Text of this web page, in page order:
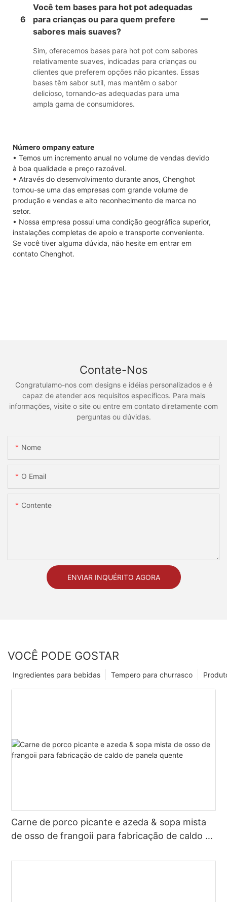
6
Você tem bases para hot pot adequadas
para crianças ou para quem prefere
sabores mais suaves?
Sim, oferecemos bases para hot pot com sabores
relativamente suaves, indicadas para crianças ou
clientes que preferem opções não picantes. Essas
bases têm sabor sutil, mas mantêm o sabor
delicioso, tornando-as adequadas para uma
ampla gama de consumidores.
Número ompany eature
• Temos um incremento anual no volume de vendas devido
à boa qualidade e preço razoável.
• Através do desenvolvimento durante anos, Chenghot
tornou-se uma das empresas com grande volume de
produção e vendas e alto reconhecimento de marca no
setor.
• Nossa empresa possui uma condição geográfica superior,
instalações completas de apoio e transporte conveniente.
Se você tiver alguma dúvida, não hesite em entrar em
contato Chenghot.
Contate-Nos
Congratulamo-nos com designs e idéias personalizados e é
capaz de atender aos requisitos específicos. Para mais
informações, visite o site ou entre em contato diretamente com
perguntas ou dúvidas.
Nome
O Email
Contente
ENVIAR INQUÉRITO AGORA
VOCÊ PODE GOSTAR
Tempero para churrasco
Ingredientes para bebidas
Carne de porco picante e azeda & sopa mista
de osso de frangoⅱ para fabricação de caldo de